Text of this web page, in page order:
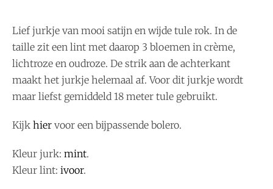
Lief jurkje van mooi satijn en wijde tule rok. In de
taille zit een lint met daarop 3 bloemen in crème,
lichtroze en oudroze. De strik aan de achterkant
maakt het jurkje helemaal af. Voor dit jurkje wordt
maar liefst gemiddeld 18 meter tule gebruikt.
Kijk hier voor een bijpassende bolero.
Kleur jurk: mint.
Kleur lint: ivoor.